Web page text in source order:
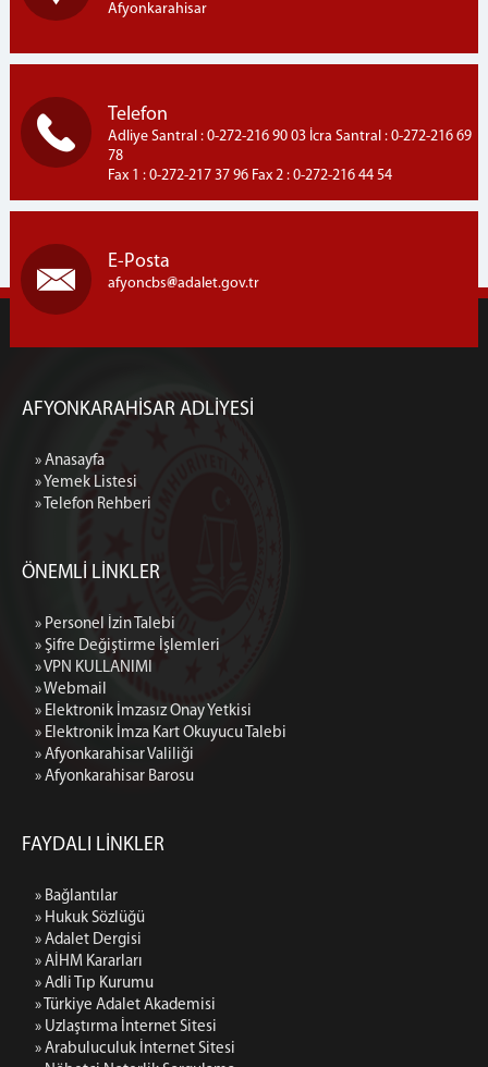
Afyonkarahisar
Telefon
Adliye Santral : 0-272-216 90 03 İcra Santral : 0-272-216 69
78
Fax 1 : 0-272-217 37 96 Fax 2 : 0-272-216 44 54
E-Posta
afyoncbs adalet.gov.tr
AFYONKARAHİSAR ADLİYESİ
» Anasayfa
» Yemek Listesi
» Telefon Rehberi
ÖNEMLİ LİNKLER
» Personel İzin Talebi
» Şifre Değiştirme İşlemleri
» VPN KULLANIMI
» Webmail
» Elektronik İmzasız Onay Yetkisi
» Elektronik İmza Kart Okuyucu Talebi
» Afyonkarahisar Valiliği
» Afyonkarahisar Barosu
FAYDALI LİNKLER
» Bağlantılar
» Hukuk Sözlüğü
» Adalet Dergisi
» AİHM Kararları
» Adli Tıp Kurumu
» Türkiye Adalet Akademisi
» Uzlaştırma İnternet Sitesi
» Arabuluculuk İnternet Sitesi